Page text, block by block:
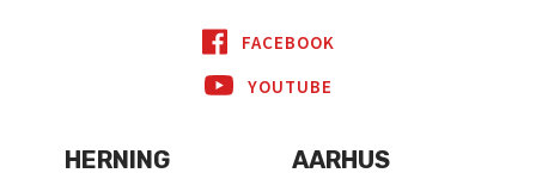
FACEBOOK
YOUTUBE
HERNING AARHUS